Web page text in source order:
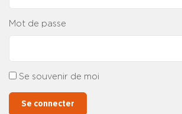
Mot de passe
Se souvenir de moi
Se connecter